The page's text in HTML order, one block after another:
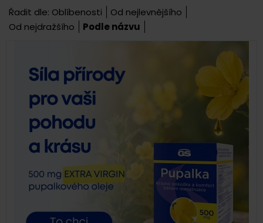
Řadit dle: Oblíbenosti
Od nejlevnějšího
Od nejdražšího
Podle názvu